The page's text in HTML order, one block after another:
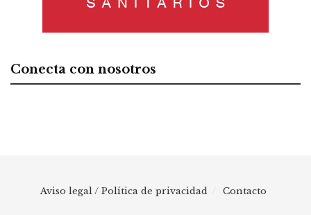
Conecta con nosotros
Aviso legal / Política de privacidad Contacto